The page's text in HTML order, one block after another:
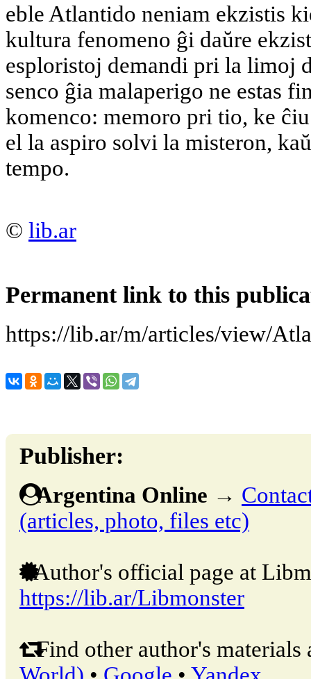
eble Atlantido neniam ekzistis
kultura fenomeno ĝi daŭre
esploristoj demandi pri la limoj
senco ĝia malaperigo ne estas
komenco: memoro pri tio, ke
el la aspiro solvi la misteron,
tempo.
© lib.ar
Permanent link to this
https://lib.ar/m/articles/view/
Publisher:
Argentina Online →
(articles, photo, files etc)
Author's official page at
https://lib.ar/Libmonster
Find other author's materials